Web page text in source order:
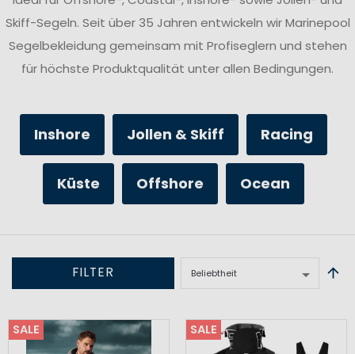
Skiff-Segeln. Seit über 35 Jahren entwickeln wir Marinepool
Segelbekleidung gemeinsam mit Profiseglern und stehen
für höchste Produktqualität unter allen Bedingungen.
Inshore Jollen & Skiff Racing
Küste Offshore Ocean
FILTER
SALE SALE